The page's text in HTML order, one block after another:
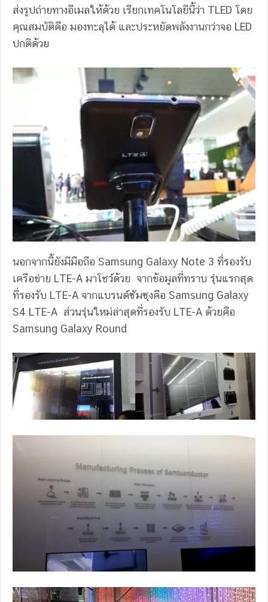
ส่งรูปถ่ายทางอีเมลให้ด้วย เรียกเทคโนโลยีนี้ว่า TLED โดย
คุณสมบัติคือ มองทะลุได้ และประหยัดพลังงานกว่าจอ LED
ปกติด้วย
นอกจากนี้ยังมีมือถือ Samsung Galaxy Note 3 ที่รองรับ
เครือข่าย LTE-A มาโชว์ด้วย จากข้อมูลที่ทราบ รุ่นแรกสุด
ที่รองรับ LTE-A จากแบรนด์ซัมซุงคือ Samsung Galaxy
S4 LTE-A ส่วนรุ่นใหม่ล่าสุดที่รองรับ LTE-A ด้วยคือ
Samsung Galaxy Round